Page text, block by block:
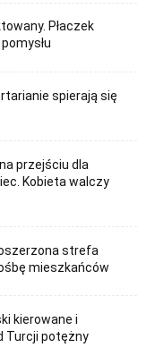
Płaczek
spierają się
przejściu dla
Kobieta walczy
strefa
mieszkańców
kierowane i
Turcji potężny